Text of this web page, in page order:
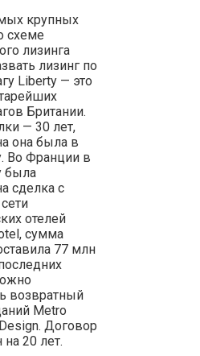
крупных
схеме
лизинга
лизинг по
Liberty — это
Британии.
— 30 лет,
она была в
Во Франции в
была
сделка с
отелей
сумма
77 млн
возвратный
Metro
Договор
20 лет.